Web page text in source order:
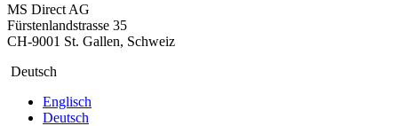
MS Direct AG
Fürstenlandstrasse 35
CH-9001 St. Gallen, Schweiz
Deutsch
Englisch
Deutsch